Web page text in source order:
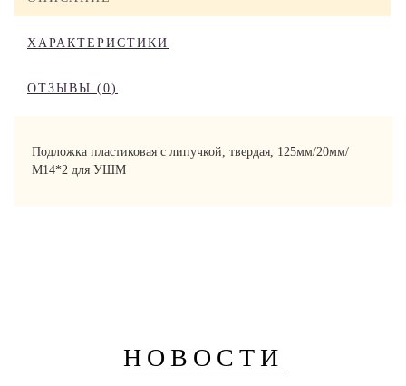
ХАРАКТЕРИСТИКИ
ОТЗЫВЫ (0)
Подложка пластиковая с липучкой, твердая, 125мм/20мм/
М14*2 для УШМ
НОВОСТИ